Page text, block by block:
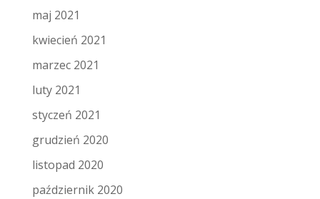
maj 2021
kwiecień 2021
marzec 2021
luty 2021
styczeń 2021
grudzień 2020
listopad 2020
październik 2020